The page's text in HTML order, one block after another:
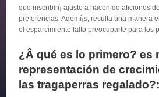
que inscribirí¡ ajuste a hacen de aficiones
preferencias. Ademí¡s, resulta una manera
el esparcimiento falto preocuparte para los
¿Â qué es lo primero?es
representación de
las tragaperras